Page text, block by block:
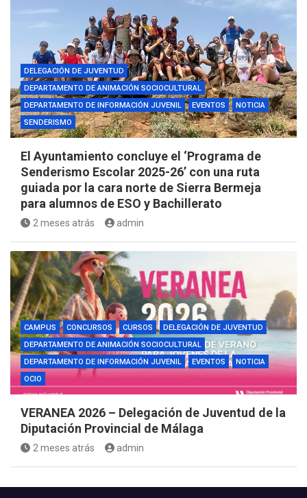
DELEGACIÓN DE JUVENTUD
DEPARTAMENTO DE ANIMACIÓN SOCIOCULTURAL
DEPARTAMENTO DE INFORMACIÓN JUVENIL
EVENTOS
NOTICIA
SENDERISMO
El Ayuntamiento concluye el ‘Programa de
Senderismo Escolar 2025-26’ con una ruta
guiada por la cara norte de Sierra Bermeja
para alumnos de ESO y Bachillerato
2 meses atrás admin
CAMPUS CONCURSOS CURSOS
DELEGACIÓN DE JUVENTUD
DEPARTAMENTO DE ANIMACIÓN SOCIOCULTURAL
DEPARTAMENTO DE INFORMACIÓN JUVENIL
EVENTOS
NOTICIA
OCIO
VERANEA 2026 – Delegación de Juventud de la
Diputación Provincial de Málaga
2 meses atrás admin